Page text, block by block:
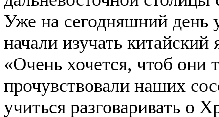
Уже на сегодняшний день
начали изучать китайский
«Очень хочется, чтоб они
прочувствовали наших
учиться разговаривать о